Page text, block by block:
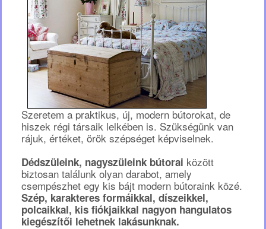
Szeretem a praktikus, új, modern bútorokat, de
hiszek régi társaik lelkében is. Szükségünk van
rájuk, értéket, örök szépséget képviselnek.
Dédszüleink, nagyszüleink bútorai között
biztosan találunk olyan darabot, amely
csempészhet egy kis bájt modern bútoraink közé.
Szép, karakteres formáikkal, díszeikkel,
polcaikkal, kis fiókjaikkal nagyon hangulatos
kiegészítői lehetnek lakásunknak.